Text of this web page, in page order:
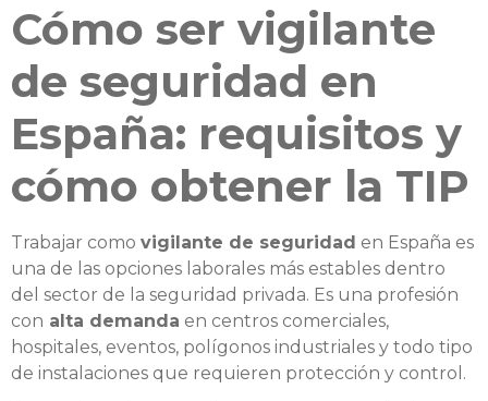
Cómo ser vigilante
de seguridad en
España: requisitos y
cómo obtener la TIP
Trabajar como vigilante de seguridad en España es
una de las opciones laborales más estables dentro
del sector de la seguridad privada. Es una profesión
con alta demanda en centros comerciales,
hospitales, eventos, polígonos industriales y todo tipo
de instalaciones que requieren protección y control.